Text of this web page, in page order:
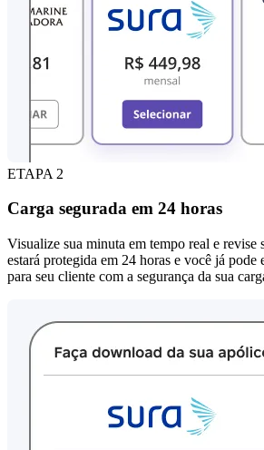
ETAPA 2
Carga segurada em 24 horas
Visualize sua minuta em tempo real e revise
estará protegida em 24 horas e você já pode
para seu cliente com a segurança da sua